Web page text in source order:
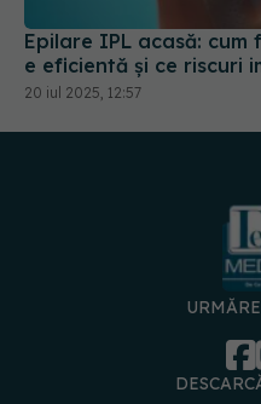
Epilare IPL acasă:
e eficientă și ce riscuri
20 iul 2025, 12:57